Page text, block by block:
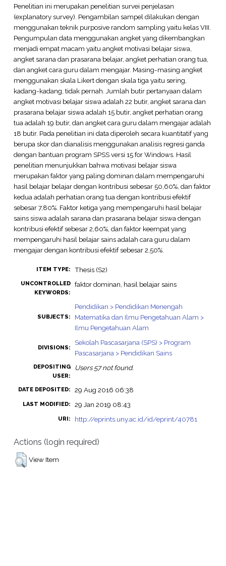
Penelitian ini merupakan penelitian survei penjelasan
(explanatory survey). Pengambilan sampel dilakukan dengan
menggunakan teknik purposive random sampling yaitu kelas VIII.
Pengumpulan data menggunakan angket yang dikembangkan
menjadi empat macam yaitu angket motivasi belajar siswa,
angket sarana dan prasarana belajar, angket perhatian orang tua,
dan angket cara guru dalam mengajar. Masing-masing angket
menggunakan skala Likert dengan skala tiga yaitu sering,
kadang-kadang, tidak pernah. Jumlah butir pertanyaan dalam
angket motivasi belajar siswa adalah 22 butir, angket sarana dan
prasarana belajar siswa adalah 15 butir, angket perhatian orang
tua adalah 19 butir, dan angket cara guru dalam mengajar adalah
18 butir. Pada penelitian ini data diperoleh secara kuantitatif yang
berupa skor dan dianalisis menggunakan analisis regresi ganda
dengan bantuan program SPSS versi 15 for Windows. Hasil
penelitian menunjukkan bahwa motivasi belajar siswa
merupakan faktor yang paling dominan dalam mempengaruhi
hasil belajar belajar dengan kontribusi sebesar 50,60%, dan faktor
kedua adalah perhatian orang tua dengan kontribusi efektif
sebesar 7,80%. Faktor ketiga yang mempengaruhi hasil belajar
sains siswa adalah sarana dan prasarana belajar siswa dengan
kontribusi efektif sebesar 2,60%, dan faktor keempat yang
mempengaruhi hasil belajar sains adalah cara guru dalam
mengajar dengan kontribusi efektif sebesar 2,50%.
ITEM TYPE: Thesis (S2)
UNCONTROLLED
KEYWORDS:
faktor dominan, hasil belajar sains
SUBJECTS:
Pendidikan > Pendidikan Menengah
Matematika dan Ilmu Pengetahuan Alam >
Ilmu Pengetahuan Alam
DIVISIONS:
Sekolah Pascasarjana (SPS) > Program
Pascasarjana > Pendidikan Sains
DEPOSITING
USER:
Users 57 not found.
DATE DEPOSITED: 29 Aug 2016 06:38
LAST MODIFIED: 29 Jan 2019 08:43
URI: http://eprints.uny.ac.id/id/eprint/40781
Actions (login required)
View Item